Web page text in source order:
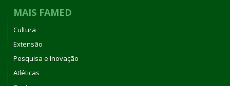
MAIS FAMED
Cultura
Extensão
Pesquisa e Inovação
Atléticas